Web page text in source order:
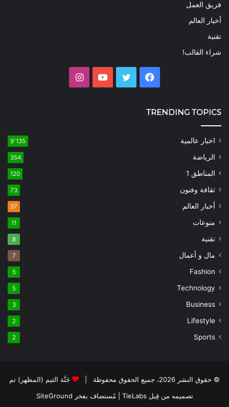
فريق العمل
أخبار العالم
تقنية
شراء القالب!
فيسبوك تويتر يوتيوب
TRENDING TOPICS
اخبار عالمية 9٬135
الرياضة 354
المناطق 1 120
ثقافة وفنون 73
أخبار العالم 37
منوعات 11
تقنية 8
مال و أعمال 7
Fashion
5
Technology
5
Business
3
Lifestyle
2
Sports
2
© حقوق النشر 2026، جميع الحقوق محفوظة |
جَنَّة الثيم (المظهر) تم
تصميمه من قِبل TieLabs
| مُستضاف بفخر SiteGround